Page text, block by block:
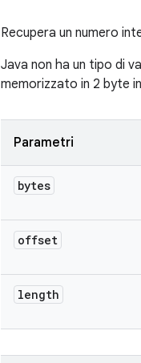
Recupera un numero
Java non ha un tipo di
memorizzato in 2 byte
Parametri
bytes
offset
length